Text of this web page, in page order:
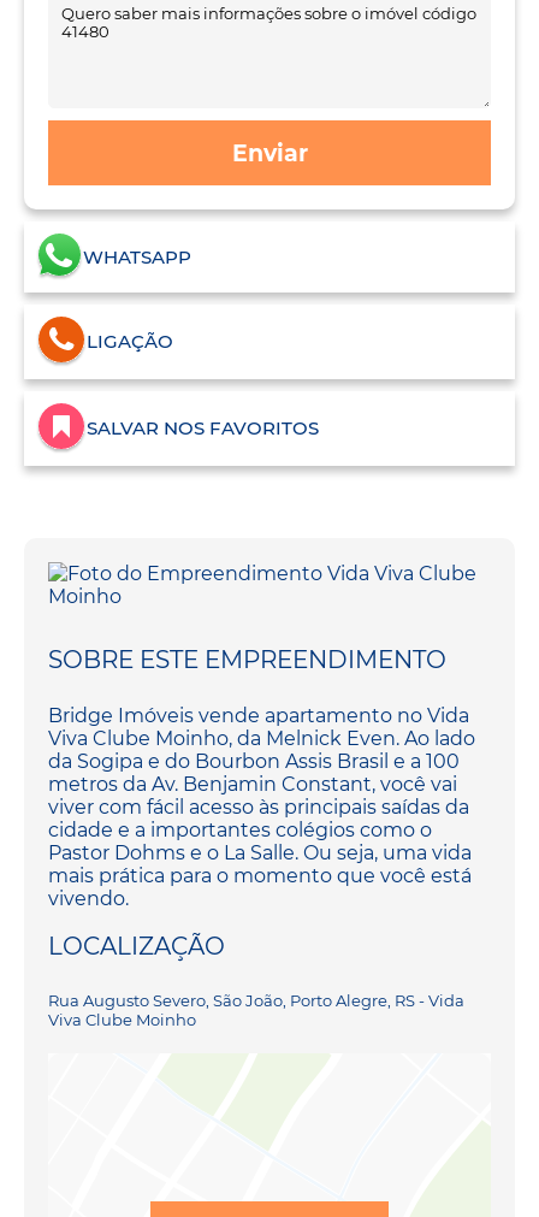
Enviar
WHATSAPP
LIGAÇÃO
SALVAR NOS FAVORITOS
SOBRE ESTE EMPREENDIMENTO
Bridge Imóveis vende apartamento no Vida
Viva Clube Moinho, da Melnick Even. Ao lado
da Sogipa e do Bourbon Assis Brasil e a 100
metros da Av. Benjamin Constant, você vai
viver com fácil acesso às principais saídas da
cidade e a importantes colégios como o
Pastor Dohms e o La Salle. Ou seja, uma vida
mais prática para o momento que você está
vivendo.
LOCALIZAÇÃO
Rua Augusto Severo, São João, Porto Alegre, RS - Vida
Viva Clube Moinho